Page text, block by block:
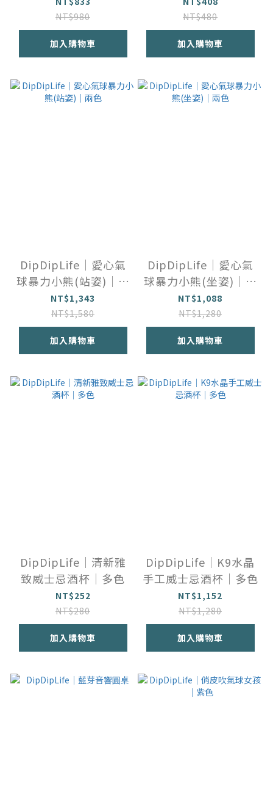
NT$980
加入購物車
NT$480
加入購物車
DipDipLife｜愛心氣
球暴力小熊(站姿)｜兩
色
NT$1,343
NT$1,580
加入購物車
DipDipLife｜愛心氣
球暴力小熊(坐姿)｜兩
色
NT$1,088
NT$1,280
加入購物車
DipDipLife｜清新雅
致威士忌酒杯｜多色
NT$252
NT$280
加入購物車
DipDipLife｜K9水晶
手工威士忌酒杯｜多色
NT$1,152
NT$1,280
加入購物車